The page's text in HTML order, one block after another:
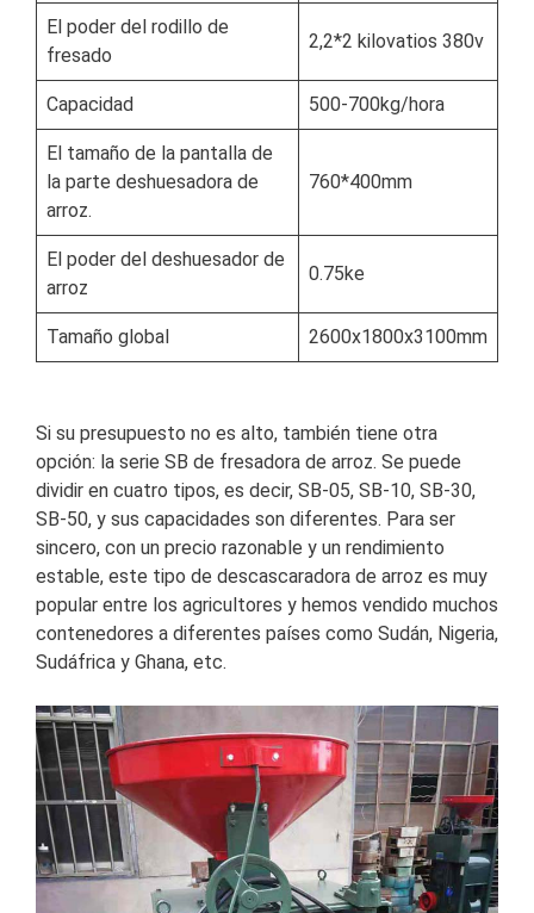
El poder del rodillo de
fresado
2,2*2 kilovatios 380v
Capacidad 500-700kg/hora
El tamaño de la pantalla de
la parte deshuesadora de
arroz.
760*400mm
El poder del deshuesador de
arroz
0.75ke
Tamaño global 2600x1800x3100mm
Si su presupuesto no es alto, también tiene otra
opción: la serie SB de fresadora de arroz. Se puede
dividir en cuatro tipos, es decir, SB-05, SB-10, SB-30,
SB-50, y sus capacidades son diferentes. Para ser
sincero, con un precio razonable y un rendimiento
estable, este tipo de descascaradora de arroz es muy
popular entre los agricultores y hemos vendido muchos
contenedores a diferentes países como Sudán, Nigeria,
Sudáfrica y Ghana, etc.